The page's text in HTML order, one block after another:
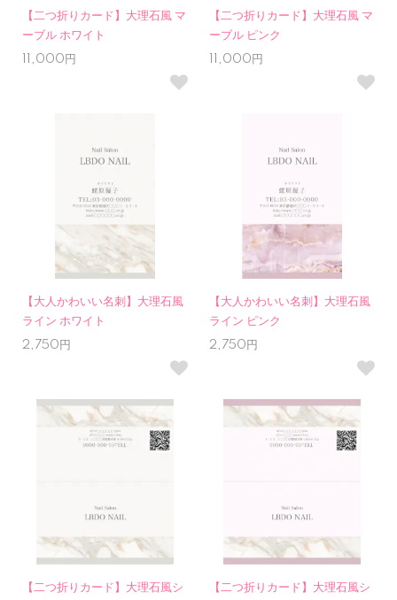
【二つ折りカード】大理石風 マ
ーブル ホワイト
11,000円
【二つ折りカード】大理石風 マ
ーブル ピンク
11,000円
【大人かわいい名刺】大理石風
ライン ホワイト
2,750円
【大人かわいい名刺】大理石風
ライン ピンク
2,750円
【二つ折りカード】大理石風シ
【二つ折りカード】大理石風シ